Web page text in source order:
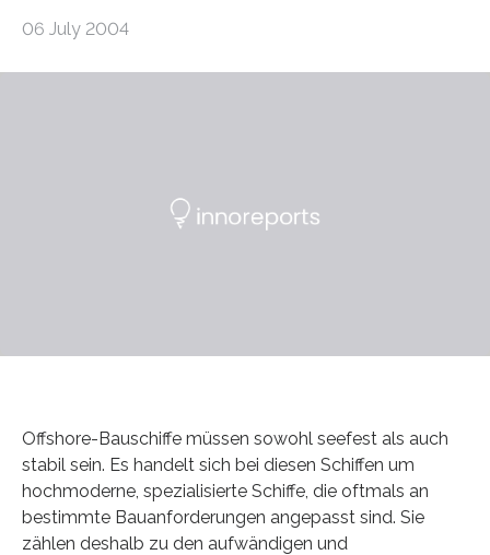
06 July 2004
Offshore-Bauschiffe müssen sowohl seefest als auch
stabil sein. Es handelt sich bei diesen Schiffen um
hochmoderne, spezialisierte Schiffe, die oftmals an
bestimmte Bauanforderungen angepasst sind. Sie
zählen deshalb zu den aufwändigen und